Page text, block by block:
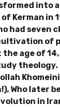
into
Kerman in
had seven
of
the age of
theology.
Who later
in